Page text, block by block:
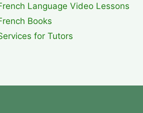
Language Video Lessons
Books
for Tutors